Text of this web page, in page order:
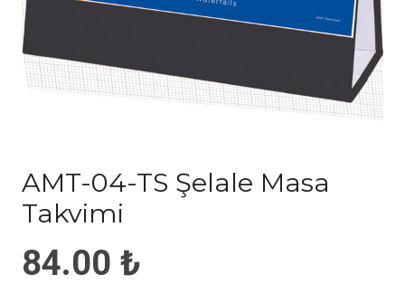
AMT-04-TS Şelale Masa
Takvimi
84.00 ₺